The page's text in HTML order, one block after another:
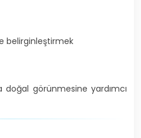
belirginleştirmek
doğal görünmesine yardımcı